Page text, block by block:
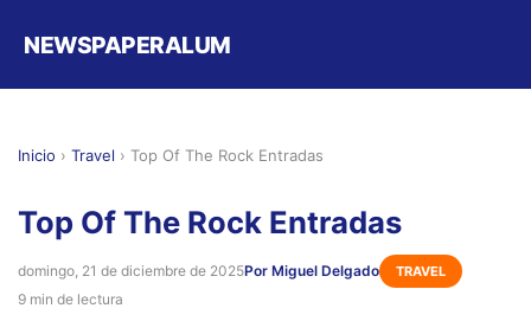
NEWSPAPERALUM
Inicio › Travel › Top Of The Rock Entradas
Top Of The Rock Entradas
domingo, 21 de diciembre de 2025Por Miguel Delgado TRAVEL
9 min de lectura